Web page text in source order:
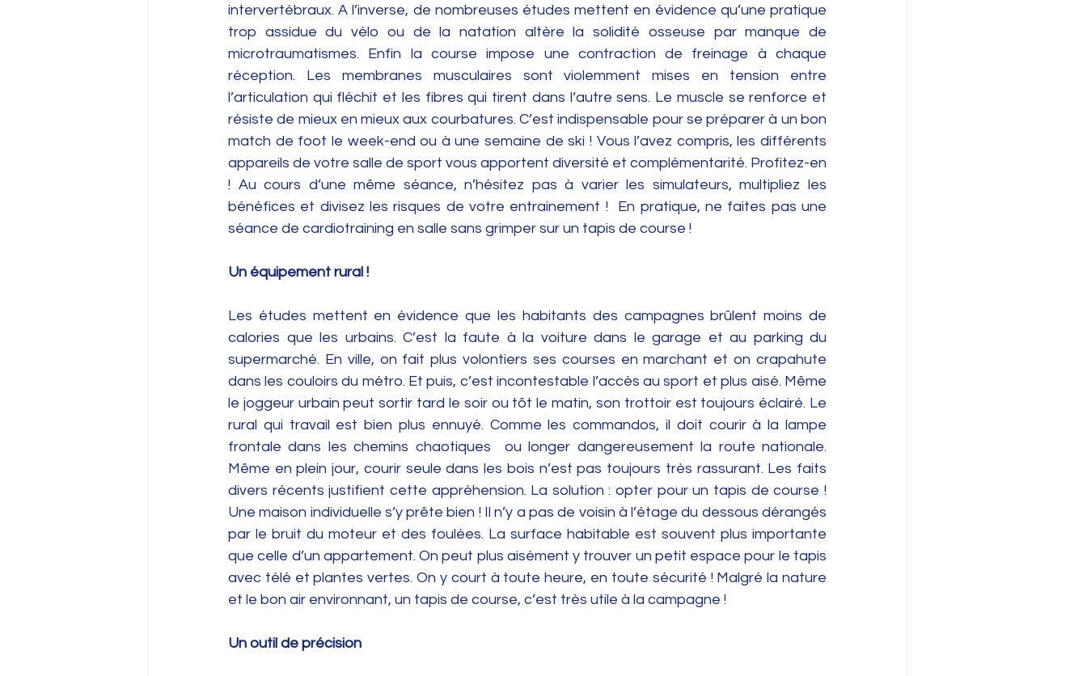
intervertébraux. A l’inverse, de nombreuses études mettent en évidence qu’une pratique
trop assidue du vélo ou de la natation altère la solidité osseuse par manque de
microtraumatismes. Enfin la course impose une contraction de freinage à chaque
réception. Les membranes musculaires sont violemment mises en tension entre
l’articulation qui fléchit et les fibres qui tirent dans l’autre sens. Le muscle se renforce et
résiste de mieux en mieux aux courbatures. C’est indispensable pour se préparer à un bon
match de foot le week-end ou à une semaine de ski ! Vous l’avez compris, les différents
appareils de votre salle de sport vous apportent diversité et complémentarité. Profitez-en
! Au cours d’une même séance, n’hésitez pas à varier les simulateurs, multipliez les
bénéfices et divisez les risques de votre entrainement !  En pratique, ne faites pas une
séance de cardiotraining en salle sans grimper sur un tapis de course !
Un équipement rural !
Les études mettent en évidence que les habitants des campagnes brûlent moins de
calories que les urbains. C’est la faute à la voiture dans le garage et au parking du
supermarché. En ville, on fait plus volontiers ses courses en marchant et on crapahute
dans les couloirs du métro. Et puis, c’est incontestable l’accès au sport et plus aisé. Même
le joggeur urbain peut sortir tard le soir ou tôt le matin, son trottoir est toujours éclairé. Le
rural qui travail est bien plus ennuyé. Comme les commandos, il doit courir à la lampe
frontale dans les chemins chaotiques  ou longer dangereusement la route nationale.
Même en plein jour, courir seule dans les bois n’est pas toujours très rassurant. Les faits
divers récents justifient cette appréhension. La solution : opter pour un tapis de course !
Une maison individuelle s’y prête bien ! Il n’y a pas de voisin à l’étage du dessous dérangés
par le bruit du moteur et des foulées. La surface habitable est souvent plus importante
que celle d’un appartement. On peut plus aisément y trouver un petit espace pour le tapis
avec télé et plantes vertes. On y court à toute heure, en toute sécurité ! Malgré la nature
et le bon air environnant, un tapis de course, c’est très utile à la campagne !
Un outil de précision